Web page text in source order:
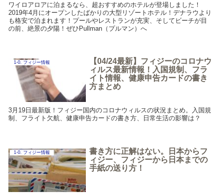
ワイロアロアに泊まるなら、超おすすめのホテルが登場しました！
2019年4月にオープンしたばかりの大型リゾートホテル！デナラウより
も格安で泊まれます！プールやレストランが充実、そしてビーチが目
の前、絶景の夕陽！ぜひPullman（プルマン）へ
1-0. フィジー情報
【04/24最新】フィジーのコロナウ
ィルス最新情報！入国規制、フラ
イト情報、健康申告カードの書き
方まとめ
3月19日最新版！フィジー国内のコロナウィルスの状況まとめ。入国規
制、フライト欠航、健康申告カードの書き方、日常生活の影響は？
1-0. フィジー情報
書き方に正解はない。日本からフ
ィジー、フィジーから日本までの
手紙の送り方！